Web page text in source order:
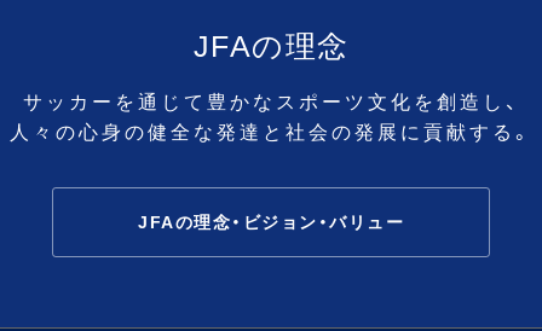
JFAの理念
サッカーを通じて豊かなスポーツ文化を創造し、
人々の心身の健全な発達と社会の発展に貢献する。
JFAの理念・ビジョン・バリュー